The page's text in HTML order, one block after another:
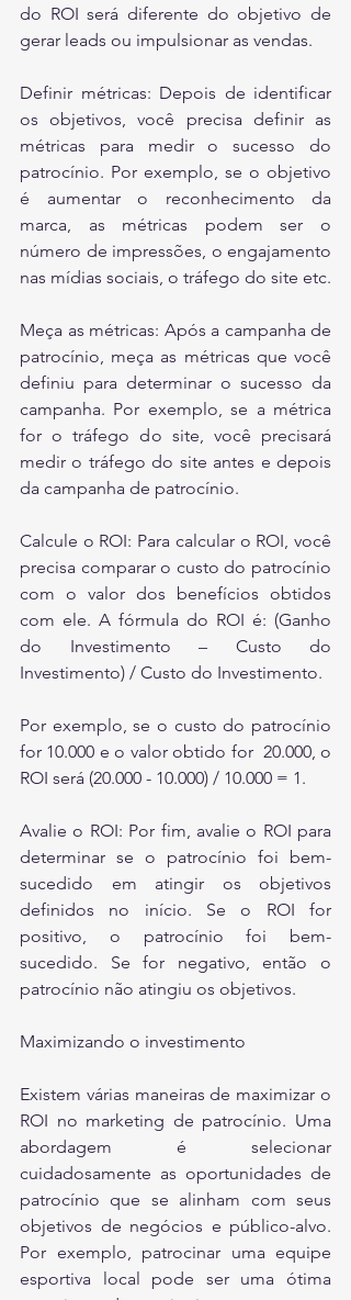
do ROI será diferente do objetivo de
gerar leads ou impulsionar as vendas.
Definir métricas: Depois de identificar
os objetivos, você precisa definir as
métricas para medir o sucesso do
patrocínio. Por exemplo, se o objetivo
é aumentar o reconhecimento da
marca, as métricas podem ser o
número de impressões, o engajamento
nas mídias sociais, o tráfego do site etc.
Meça as métricas: Após a campanha de
patrocínio, meça as métricas que você
definiu para determinar o sucesso da
campanha. Por exemplo, se a métrica
for o tráfego do site, você precisará
medir o tráfego do site antes e depois
da campanha de patrocínio.
Calcule o ROI: Para calcular o ROI, você
precisa comparar o custo do patrocínio
com o valor dos benefícios obtidos
com ele. A fórmula do ROI é: (Ganho
do Investimento – Custo do
Investimento) / Custo do Investimento.
Por exemplo, se o custo do patrocínio
for 10.000 e o valor obtido for  20.000, o
ROI será (20.000 - 10.000) / 10.000 = 1.
Avalie o ROI: Por fim, avalie o ROI para
determinar se o patrocínio foi bem-
sucedido em atingir os objetivos
definidos no início. Se o ROI for
positivo, o patrocínio foi bem-
sucedido. Se for negativo, então o
patrocínio não atingiu os objetivos.
Maximizando o investimento
Existem várias maneiras de maximizar o
ROI no marketing de patrocínio. Uma
abordagem é selecionar
cuidadosamente as oportunidades de
patrocínio que se alinham com seus
objetivos de negócios e público-alvo.
Por exemplo, patrocinar uma equipe
esportiva local pode ser uma ótima